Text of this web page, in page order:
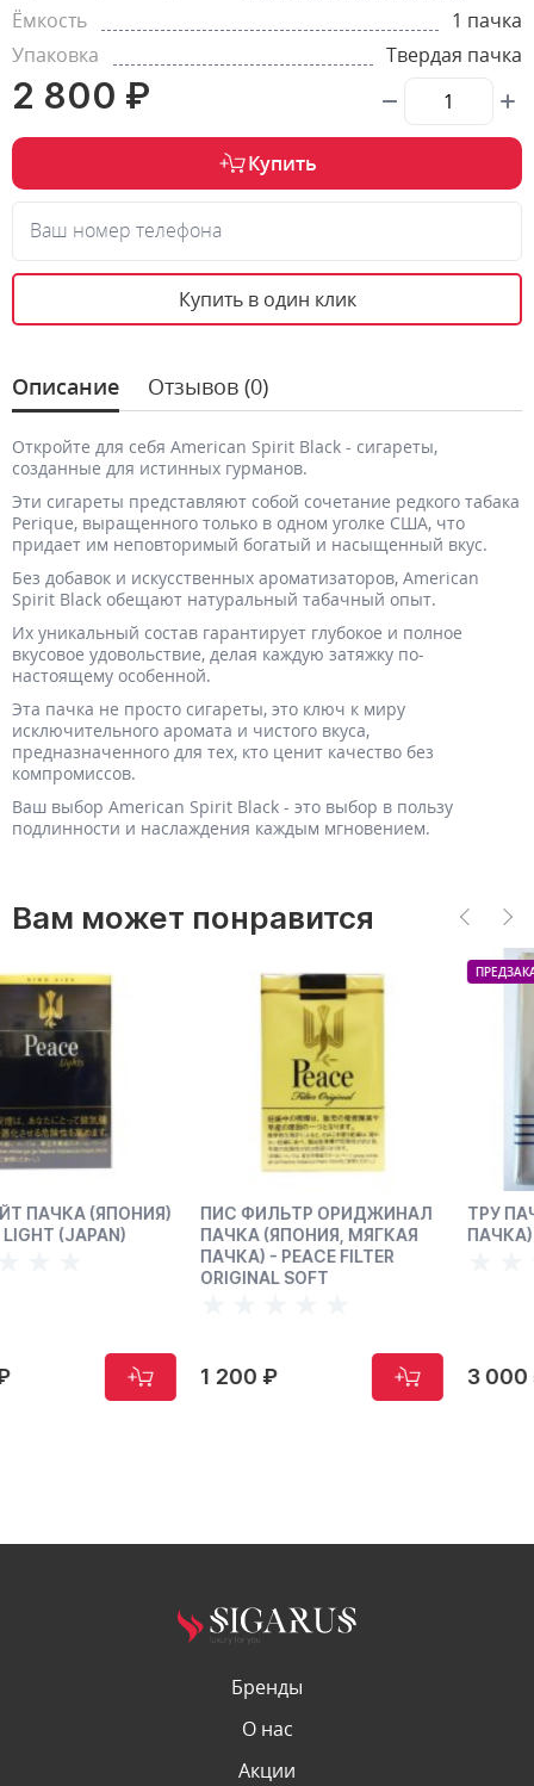
Ёмкость
1 пачка
Упаковка
Твердая пачка
2 800 ₽
Купить
Ваш номер телефона
Купить в один клик
Описание Отзывов (0)
Откройте для себя American Spirit Black - сигареты,
созданные для истинных гурманов.
Эти сигареты представляют собой сочетание редкого табака
Perique, выращенного только в одном уголке США, что
придает им неповторимый богатый и насыщенный вкус.
Без добавок и искусственных ароматизаторов, American
Spirit Black обещают натуральный табачный опыт.
Их уникальный состав гарантирует глубокое и полное
вкусовое удовольствие, делая каждую затяжку по-
настоящему особенной.
Эта пачка не просто сигареты, это ключ к миру
исключительного аромата и чистого вкуса,
предназначенного для тех, кто ценит качество без
компромиссов.
Ваш выбор American Spirit Black - это выбор в пользу
подлинности и наслаждения каждым мгновением.
Вам может понравится
ПИС ФИЛЬТР ОРИДЖИНАЛ
ПАЧКА (ЯПОНИЯ, МЯГКАЯ
ПАЧКА) - PEACE FILTER
ПРЕДЗАКАЗ
ТРУ ПАЧКА (США,
ПАЧКА) - TRUE (USA)
Бренды
О нас
Акции